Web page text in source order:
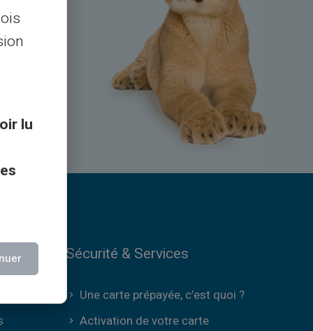
Sécurité & Services
Une carte prépayée, c’est quoi ?
Activation de votre carte
lu